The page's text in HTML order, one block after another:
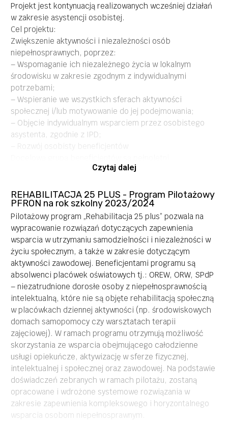
Projekt jest kontynuacją realizowanych wcześniej działań
w zakresie asystencji osobistej.
Cel projektu:
Zwiększenie aktywności i niezależności osób
niepełnosprawnych, poprzez:
– Wspomaganie ich niezależnego życia w lokalnym
środowisku w zakresie zgodnym z indywidualnymi
potrzebami;
– Wspieranie we wszystkich sferach aktywności
społecznej i/lub motywowanie do jej podejmowania;
– Objęcie indywidualnym wsparciem przez osobistego
asystenta, zgodnie z IPD;
– Rozwój osobisty beneficjentów
niepełnosprawni mieszkańcy województwa podlaskiego,
umiarkowanym stopniu niepełnosprawności, w
szczególności z tytułu niepełnosprawności intelektualnej,
psychicznej, autyzmu oraz niepełnosprawności
sprzężonych. W pierwszej kolejności wsparciem zostają
objęte osoby mające ograniczoną możliwość pomocy ze
strony rodziny i najbliższego otoczenia.
Całkowite koszty projektu – 492 000,00zł
Kwota dofinansowania przez PFRON – 480 000,00zł
Wkład własny – 12 000zł, w tym:
Finansowy – 2 400,00zł
Osobowy – 9 600,00zł
Czytaj dalej
REHABILITACJA 25 PLUS - Program Pilotażowy
PFRON na rok szkolny 2023/2024
Pilotażowy program „Rehabilitacja 25 plus” pozwala na
wypracowanie rozwiązań dotyczących zapewnienia
wsparcia w utrzymaniu samodzielności i niezależności w
życiu społecznym, a także w zakresie dotyczącym
aktywności zawodowej. Beneficjentami programu są
absolwenci placówek oświatowych tj.: OREW, ORW, SPdP
– niezatrudnione dorosłe osoby z niepełnosprawnością
intelektualną, które nie są objęte rehabilitacją społeczną
w placówkach dziennej aktywności (np. środowiskowych
domach samopomocy czy warsztatach terapii
zajęciowej). W ramach programu otrzymują możliwość
skorzystania ze wsparcia obejmującego całodzienne
usługi opiekuńcze, aktywizację w sferze fizycznej,
intelektualnej i społecznej oraz zawodowej. Na podstawie
doświadczeń zebranych w ramach pilotażu, zostaną
opracowane i wdrożone systemowe rozwiązania w
zakresie zapewnienia kompleksowego i horyzontalnego
wsparcia osobom niepełnosprawnym.